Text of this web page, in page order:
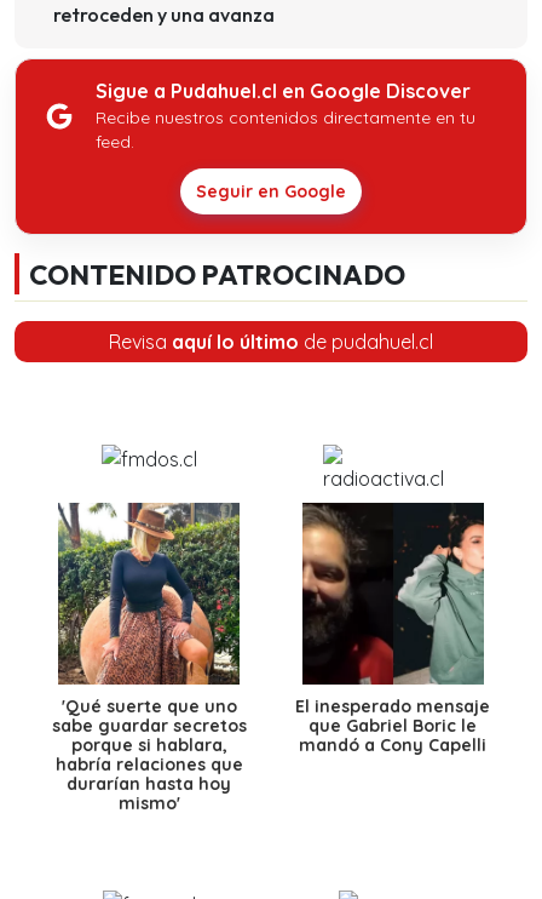
retroceden y una avanza
Sigue a Pudahuel.cl en Google Discover
Recibe nuestros contenidos directamente en tu
feed.
Seguir en Google
CONTENIDO PATROCINADO
Revisa aquí lo último de pudahuel.cl
'Qué suerte que uno
sabe guardar secretos
porque si hablara,
habría relaciones que
durarían hasta hoy
mismo'
El inesperado mensaje
que Gabriel Boric le
mandó a Cony Capelli